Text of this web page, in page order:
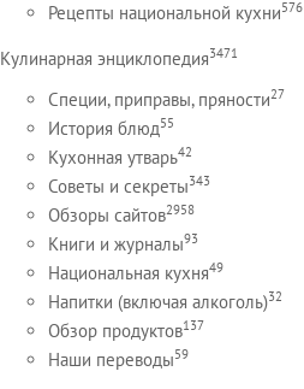
Рецепты национальной кухни576
Кулинарная энциклопедия3471
Специи, приправы, пряности27
История блюд55
Кухонная утварь42
Советы и секреты343
Обзоры сайтов2958
Книги и журналы93
Национальная кухня49
Напитки (включая алкоголь)32
Обзор продуктов137
Наши переводы59